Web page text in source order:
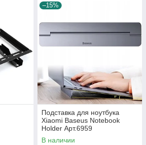
–15%
Подставка для ноутбука
Xiaomi Baseus Notebook
Holder Арт.6959
В наличии